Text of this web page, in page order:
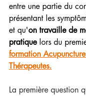
entre une partie du
présentant les
et qu'on travaille de
pratique lors du
formation
Thérapeutes.
La première question